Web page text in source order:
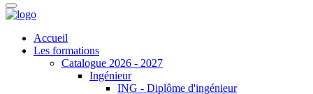
Accueil
Les formations
Catalogue 2026 - 2027
Ingénieur
ING - Diplôme d'ingénieur